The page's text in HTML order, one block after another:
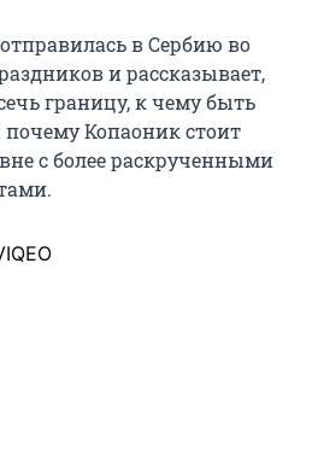
в Сербию во
и рассказывает,
границу, к чему быть
Копаоник стоит
с более раскрученными